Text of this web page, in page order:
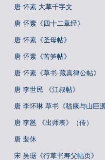
唐 怀素 大草千字文
唐 怀素《四十二章经》
唐 怀素《圣母帖》
唐 怀素《苦笋帖》
唐 怀素《草书·藏真律公帖》
唐 李世民 《江叔帖》
唐 李怀琳 草书《嵇康与山巨
唐 李邕 《出师表》（传）
唐 裴休
宋 吴琚《行草书寿父帖页》